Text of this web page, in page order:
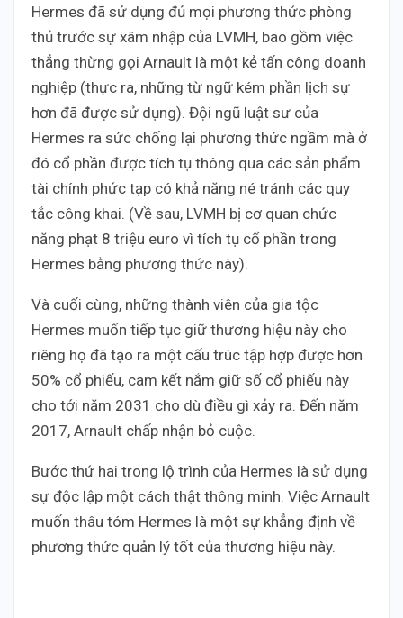
Hermes đã sử dụng đủ mọi phương thức phòng
thủ trước sự xâm nhập của LVMH, bao gồm việc
thẳng thừng gọi Arnault là một kẻ tấn công doanh
nghiệp (thực ra, những từ ngữ kém phần lịch sự
hơn đã được sử dụng). Đội ngũ luật sư của
Hermes ra sức chống lại phương thức ngầm mà ở
đó cổ phần được tích tụ thông qua các sản phẩm
tài chính phức tạp có khả năng né tránh các quy
tắc công khai. (Về sau, LVMH bị cơ quan chức
năng phạt 8 triệu euro vì tích tụ cổ phần trong
Hermes bằng phương thức này).
Và cuối cùng, những thành viên của gia tộc
Hermes muốn tiếp tục giữ thương hiệu này cho
riêng họ đã tạo ra một cấu trúc tập hợp được hơn
50% cổ phiếu, cam kết nắm giữ số cổ phiếu này
cho tới năm 2031 cho dù điều gì xảy ra. Đến năm
2017, Arnault chấp nhận bỏ cuộc.
Bước thứ hai trong lộ trình của Hermes là sử dụng
sự độc lập một cách thật thông minh. Việc Arnault
muốn thâu tóm Hermes là một sự khẳng định về
phương thức quản lý tốt của thương hiệu này.